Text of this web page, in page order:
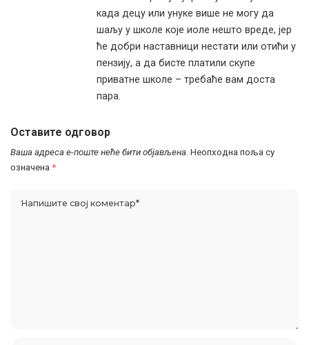
када децу или унуке више не могу да
шаљу у школе које иоле нешто вреде, јер
ће добри наставници нестати или отићи у
пензију, а да бисте платили скупе
приватне школе – требаће вам доста
пара.
Оставите одговор
Ваша адреса е-поште неће бити објављена. Неопходна поља су
означена *